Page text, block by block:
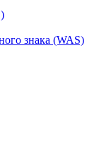
знака (WAS)